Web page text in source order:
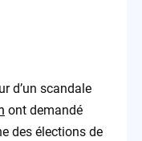
d’un scandale
ont demandé
des élections de